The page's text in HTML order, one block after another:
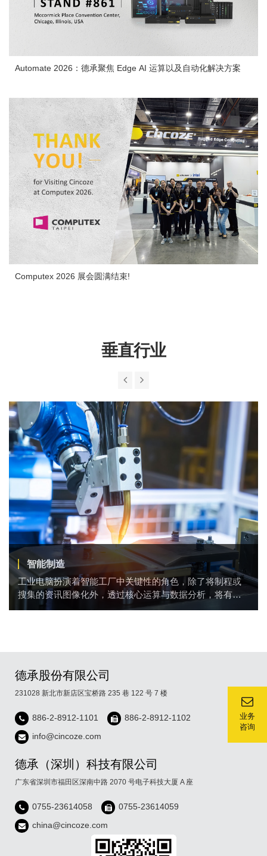
业务
咨询
Automate 2026：德承聚焦 Edge AI 运算以及自动化解决方案
Computex 2026 展会圆满结束!
垂直行业
智能制造
工业电脑扮演着智能工厂中关键性的角色，除了将制程或
搜集的资讯图像化外，透过核心运算与数据分析，将有效
协助产能最佳化，提高市场竞争力。
德承股份有限公司
231028 新北市新店区宝桥路 235 巷 122 号 7 楼
886-2-8912-1101
886-2-8912-1102
info@cincoze.com
德承（深圳）科技有限公司
广东省深圳市福田区深南中路 2070 号电子科技大厦 A 座
0755-23614058
0755-23614059
china@cincoze.com